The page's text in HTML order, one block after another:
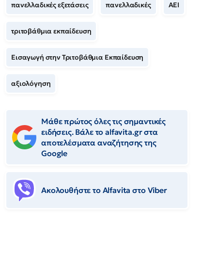
πανελλαδικές εξετάσεις πανελλαδικές ΑΕΙ
τριτοβάθμια εκπαίδευση
Εισαγωγή στην Τριτοβάθμια Εκπαίδευση
αξιολόγηση
Μάθε πρώτος όλες τις σημαντικές
ειδήσεις. Βάλε το alfavita.gr στα
αποτελέσματα αναζήτησης της
Google
Ακολουθήστε το Αlfavita στο Viber